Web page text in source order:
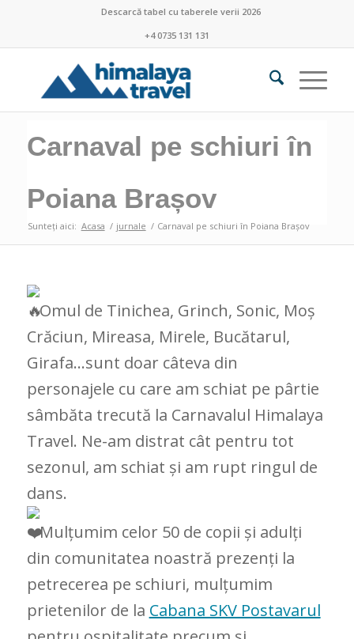
Descarcă tabel cu taberele verii 2026
+4 0735 131 131
Carnaval pe schiuri în
Poiana Brașov
Sunteți aici: Acasa / jurnale / Carnaval pe schiuri în Poiana Brașov
Omul de Tinichea, Grinch, Sonic, Moș
Crăciun, Mireasa, Mirele, Bucătarul,
Girafa…sunt doar câteva din
personajele cu care am schiat pe pârtie
sâmbăta trecută la Carnavalul Himalaya
Travel. Ne-am distrat cât pentru tot
sezonul, am schiat și am rupt ringul de
dans.
Mulțumim celor 50 de copii și adulți
din comunitatea noastră prezenți la
petrecerea pe schiuri, mulțumim
prietenilor de la Cabana SKV Postavarul